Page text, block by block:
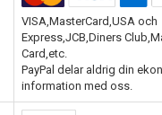
VISA,MasterCard,USA och
Express,JCB,Diners
Card,etc.
PayPal delar aldrig din
information med oss.